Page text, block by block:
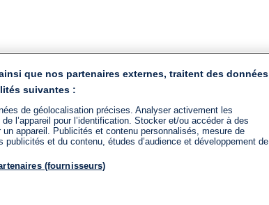
que nos partenaires externes, traitent des données
suivantes :
de géolocalisation précises. Analyser activement les
l’appareil pour l’identification. Stocker et/ou accéder à des
un appareil. Publicités et contenu personnalisés, mesure de
publicités et du contenu, études d’audience et développement de
(fournisseurs)